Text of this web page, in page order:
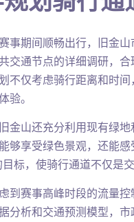
事期间顺畅出行，旧金
交通节点的详细调研，
不仅考虑骑行距离和时
验。
金山还充分利用现有绿
够享受绿色景观，还能
标，使骑行通道不仅是
到赛事高峰时段的流量
分析和交通预测模型，